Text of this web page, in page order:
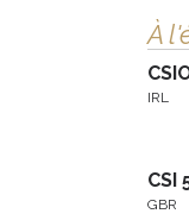
À
IRL
CSI
GBR